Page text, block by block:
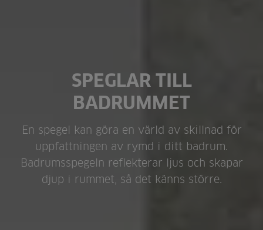
SPEGLAR TILL
BADRUMMET
En spegel kan göra en värld av skillnad för
uppfattningen av rymd i ditt badrum.
Badrumsspegeln reflekterar ljus och skapar
djup i rummet, så det känns större.